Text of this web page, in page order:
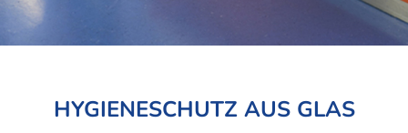
HYGIENESCHUTZ AUS GLAS